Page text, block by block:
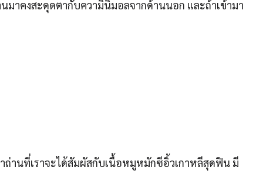
มาคงสะดุดตากับความินิมอลจากด้านนอก และถ้าเข้ามา
าถ่านที่เราจะได้สัมผัสกับเนื้อหมูหมักซีอิ้วเกาหลีสุดฟิน มี